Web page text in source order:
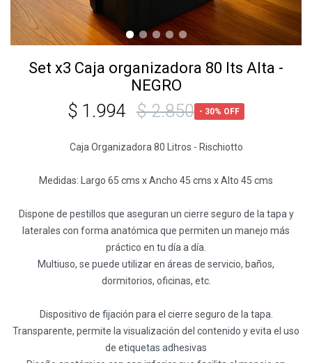
Set x3 Caja organizadora 80 lts Alta -
NEGRO
$ 1.994 $ 2.850 30
Caja Organizadora 80 Litros - Rischiotto
Medidas: Largo 65 cms x Ancho 45 cms x Alto 45 cms
Dispone de pestillos que aseguran un cierre seguro de la tapa y
laterales con forma anatómica que permiten un manejo más
práctico en tu día a día.
Multiuso, se puede utilizar en áreas de servicio, baños,
dormitorios, oficinas, etc.
Dispositivo de fijación para el cierre seguro de la tapa.
Transparente, permite la visualización del contenido y evita el uso
de etiquetas adhesivas